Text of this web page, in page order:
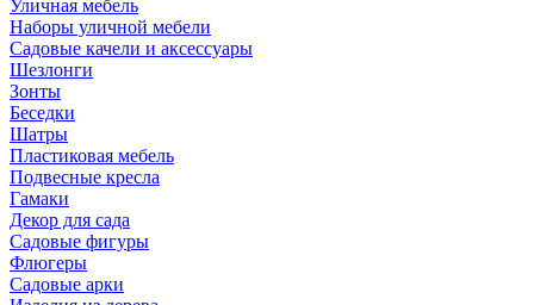
Уличная мебель
Наборы уличной мебели
Садовые качели и аксессуары
Шезлонги
Зонты
Беседки
Шатры
Пластиковая мебель
Подвесные кресла
Гамаки
Декор для сада
Садовые фигуры
Флюгеры
Садовые арки